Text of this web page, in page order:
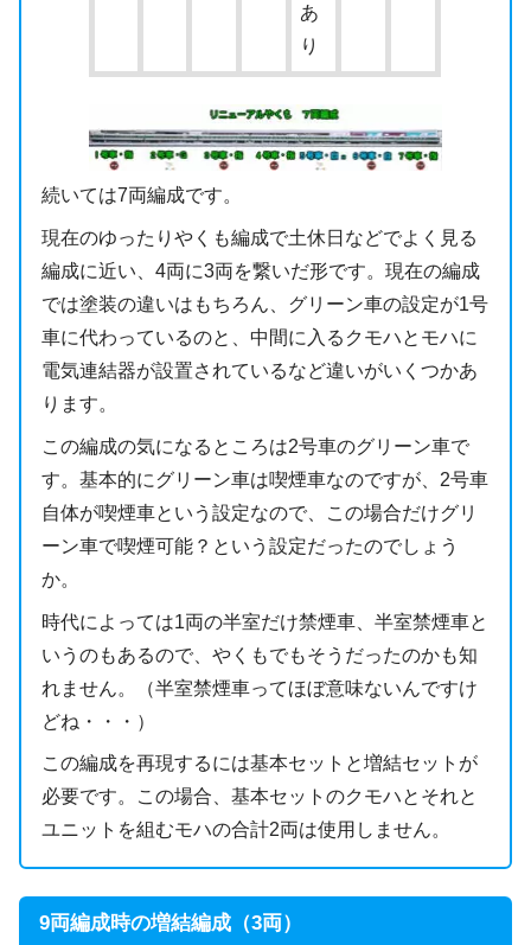
あ
り
続いては7両編成です。
現在のゆったりやくも編成で土休日などでよく見る
編成に近い、4両に3両を繋いだ形です。現在の編成
では塗装の違いはもちろん、グリーン車の設定が1号
車に代わっているのと、中間に入るクモハとモハに
電気連結器が設置されているなど違いがいくつかあ
ります。
この編成の気になるところは2号車のグリーン車で
す。基本的にグリーン車は喫煙車なのですが、2号車
自体が喫煙車という設定なので、この場合だけグリ
ーン車で喫煙可能？という設定だったのでしょう
か。
時代によっては1両の半室だけ禁煙車、半室禁煙車と
いうのもあるので、やくもでもそうだったのかも知
れません。（半室禁煙車ってほぼ意味ないんですけ
どね・・・）
この編成を再現するには基本セットと増結セットが
必要です。この場合、基本セットのクモハとそれと
ユニットを組むモハの合計2両は使用しません。
9両編成時の増結編成（3両）